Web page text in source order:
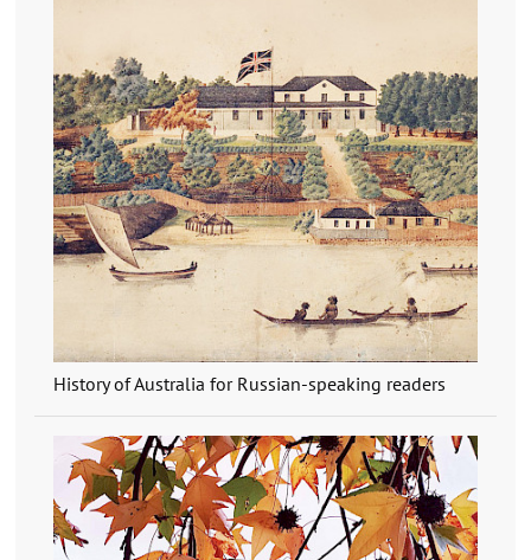
History of Australia for Russian-speaking readers